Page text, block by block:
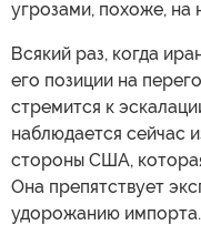
угрозами, похоже, на
Всякий раз, когда
его позиции на
стремится к
наблюдается сейчас
стороны США,
Она препятствует
удорожанию